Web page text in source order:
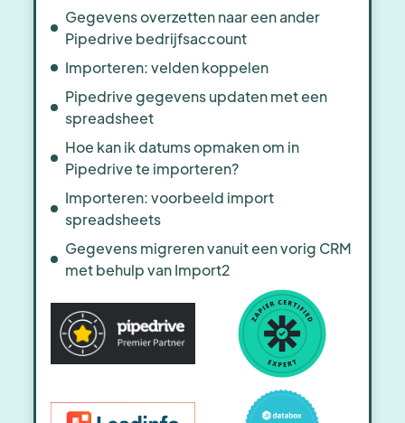
Gegevens overzetten naar een ander
Pipedrive bedrijfsaccount
Importeren: velden koppelen
Pipedrive gegevens updaten met een
spreadsheet
Hoe kan ik datums opmaken om in
Pipedrive te importeren?
Importeren: voorbeeld import
spreadsheets
Gegevens migreren vanuit een vorig CRM
met behulp van Import2